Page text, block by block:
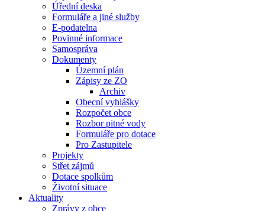
Úřední deska
Formuláře a jiné služby
E-podatelna
Povinné informace
Samospráva
Dokumenty
Územní plán
Zápisy ze ZO
Archiv
Obecní vyhlášky
Rozpočet obce
Rozbor pitné vody
Formuláře pro dotace
Pro Zastupitele
Projekty
Střet zájmů
Dotace spolkům
Životní situace
Aktuality
Zprávy z obce